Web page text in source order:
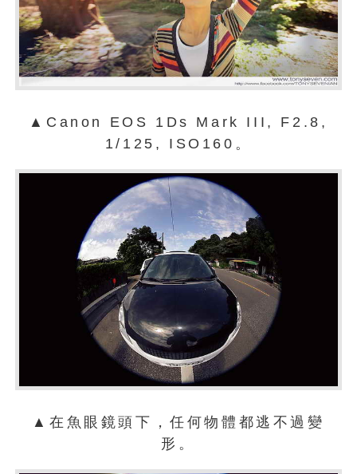
▲Canon EOS 1Ds Mark III, F2.8,
1/125, ISO160。
▲在魚眼鏡頭下，任何物體都逃不過變
形。